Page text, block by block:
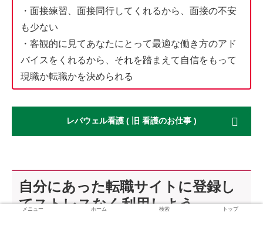
・面接練習、面接同行してくれるから、面接の不安
も少ない
・客観的に見てあなたにとって最適な働き方のアド
バイスをくれるから、それを踏まえて自信をもって
現職か転職かを決められる
レバウェル看護 ( 旧 看護のお仕事 )
自分にあった転職サイトに登録し
てストレスなく利用しよう
メニュー ホーム 検索 トップ